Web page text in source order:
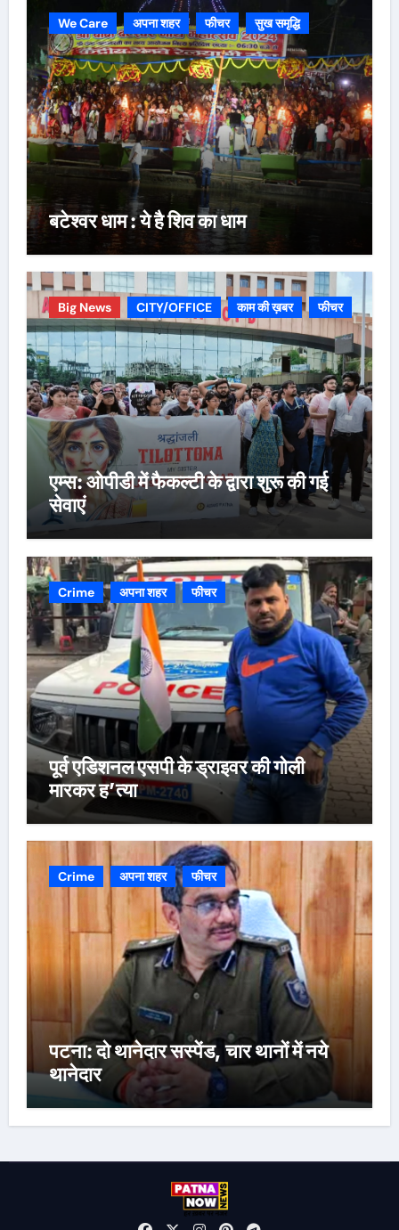
We Care अपना शहर फीचर सुख समृद्धि
बटेश्वर धाम : ये है शिव का धाम
Big News CITY/OFFICE काम की ख़बर फीचर
एम्स: ओपीडी में फैकल्टी के द्वारा शुरू की गई
सेवाएं
Crime अपना शहर फीचर
पूर्व एडिशनल एसपी के ड्राइवर की गोली
मारकर ह’त्या
Crime अपना शहर फीचर
पटना: दो थानेदार सस्पेंड, चार थानों में नये
थानेदार